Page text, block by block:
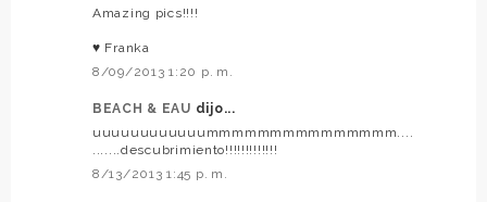
Amazing pics!!!!
♥ Franka
8/09/2013 1:20 p. m.
BEACH & EAU dijo...
uuuuuuuuuuuummmmmmmmmmmmmmm....
.......descubrimiento!!!!!!!!!!!!!
8/13/2013 1:45 p. m.